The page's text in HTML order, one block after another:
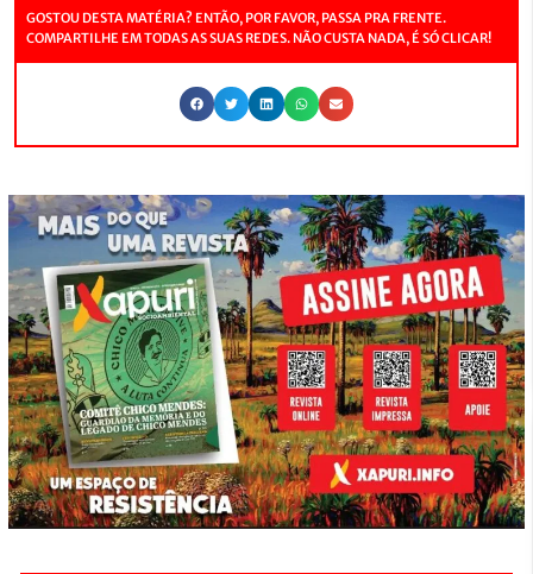
GOSTOU DESTA MATÉRIA? ENTÃO, POR FAVOR, PASSA PRA FRENTE.
COMPARTILHE EM TODAS AS SUAS REDES. NÃO CUSTA NADA, É SÓ CLICAR!